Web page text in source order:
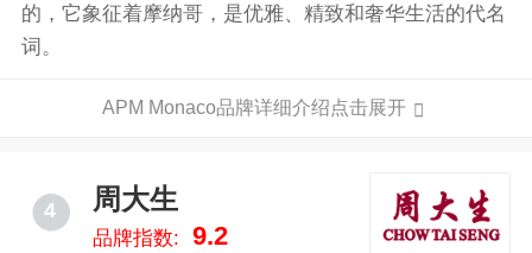
的，它象征着摩纳哥，是优雅、精致和奢华生活的代名
词。
APM Monaco品牌详细介绍点击展开
4 周大生
品牌指数: 9.2